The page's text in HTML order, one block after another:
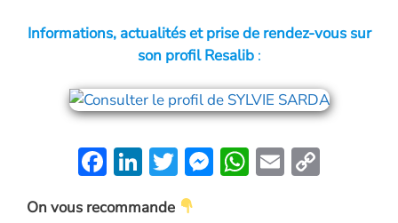
Informations, actualités et prise de rendez-vous sur
son profil Resalib:
F Li T
w
M W E
On vous recommande